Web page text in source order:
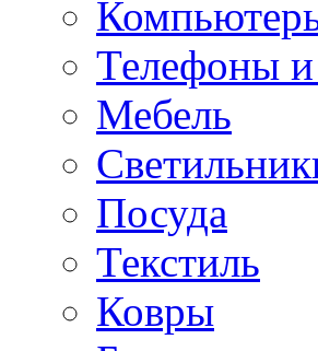
Телефоны и
Мебель
Посуда
Текстиль
Ковры